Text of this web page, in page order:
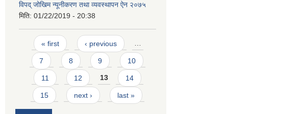
विपद् जोखिम न्यूनीकरण तथा व्यवस्थापन ऐन २०७५
मिति: 01/22/2019 - 20:38
Pages
« first ‹ previous …
7 8 9 10
11 12 13 14
15 next › last »